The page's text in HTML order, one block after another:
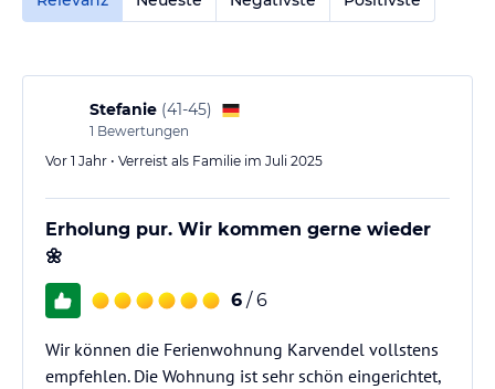
Stefanie (41-45)
1 Bewertungen
Vor 1 Jahr • Verreist als Familie im Juli 2025
Erholung pur. Wir kommen gerne wieder
🌼
6 / 6
Wir können die Ferienwohnung Karvendel vollstens
empfehlen. Die Wohnung ist sehr schön eingerichtet,